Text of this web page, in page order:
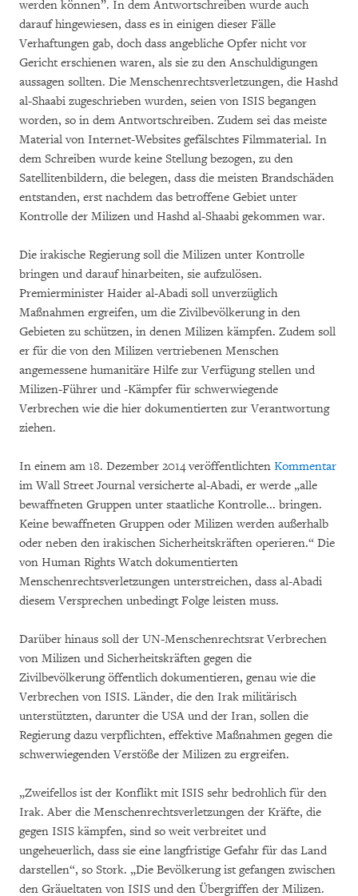
werden können”. In dem Antwortschreiben wurde auch
darauf hingewiesen, dass es in einigen dieser Fälle
Verhaftungen gab, doch dass angebliche Opfer nicht vor
Gericht erschienen waren, als sie zu den Anschuldigungen
aussagen sollten. Die Menschenrechtsverletzungen, die Hashd
al-Shaabi zugeschrieben wurden, seien von ISIS begangen
worden, so in dem Antwortschreiben. Zudem sei das meiste
Material von Internet-Websites gefälschtes Filmmaterial. In
dem Schreiben wurde keine Stellung bezogen, zu den
Satellitenbildern, die belegen, dass die meisten Brandschäden
entstanden, erst nachdem das betroffene Gebiet unter
Kontrolle der Milizen und Hashd al-Shaabi gekommen war.
Die irakische Regierung soll die Milizen unter Kontrolle
bringen und darauf hinarbeiten, sie aufzulösen.
Premierminister Haider al-Abadi soll unverzüglich
Maßnahmen ergreifen, um die Zivilbevölkerung in den
Gebieten zu schützen, in denen Milizen kämpfen. Zudem soll
er für die von den Milizen vertriebenen Menschen
angemessene humanitäre Hilfe zur Verfügung stellen und
Milizen-Führer und -Kämpfer für schwerwiegende
Verbrechen wie die hier dokumentierten zur Verantwortung
ziehen.
In einem am 18. Dezember 2014 veröffentlichten Kommentar
im Wall Street Journal versicherte al-Abadi, er werde „alle
bewaffneten Gruppen unter staatliche Kontrolle... bringen.
Keine bewaffneten Gruppen oder Milizen werden außerhalb
oder neben den irakischen Sicherheitskräften operieren.“ Die
von Human Rights Watch dokumentierten
Menschenrechtsverletzungen unterstreichen, dass al-Abadi
diesem Versprechen unbedingt Folge leisten muss.
Darüber hinaus soll der UN-Menschenrechtsrat Verbrechen
von Milizen und Sicherheitskräften gegen die
Zivilbevölkerung öffentlich dokumentieren, genau wie die
Verbrechen von ISIS. Länder, die den Irak militärisch
unterstützten, darunter die USA und der Iran, sollen die
Regierung dazu verpflichten, effektive Maßnahmen gegen die
schwerwiegenden Verstöße der Milizen zu ergreifen.
„Zweifellos ist der Konflikt mit ISIS sehr bedrohlich für den
Irak. Aber die Menschenrechtsverletzungen der Kräfte, die
gegen ISIS kämpfen, sind so weit verbreitet und
ungeheuerlich, dass sie eine langfristige Gefahr für das Land
darstellen“, so Stork. „Die Bevölkerung ist gefangen zwischen
den Gräueltaten von ISIS und den Übergriffen der Milizen.